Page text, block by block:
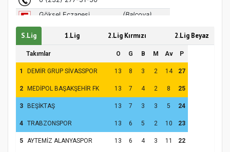
S.Lig 1.Lig 2.Lig Kırmızı 2.Lig Beyaz
Takımlar O G B M Av P
1 DEMİR GRUP SİVASSPOR 13 8 3 2 14 27
2 MEDİPOL BAŞAKŞEHİR FK 13 7 4 2 8 25
3 BEŞİKTAŞ 13 7 3 3 5 24
4 TRABZONSPOR 13 6 5 2 10 23
5 AYTEMİZ ALANYASPOR 13 6 4 3 11 22